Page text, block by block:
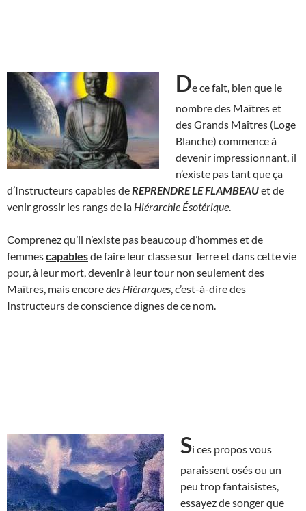
De ce fait, bien que le
nombre des Maîtres et
des Grands Maîtres (Loge
Blanche) commence à
devenir impressionnant, il
n’existe pas tant que ça
d’Instructeurs capables de REPRENDRE LE FLAMBEAUet de
venir grossir les rangs de la Hiérarchie Ésotérique
Comprenez qu’il n’existe pas beaucoup d’hommes et de
femmescapablesde faire leur classe sur Terre et dans cette vie
pour, à leur mort, devenir à leur tour non seulement des
Maîtres, mais encoredes Hiérarques , c’est-à-dire des
Instructeurs de conscience dignes de ce nom.
Si ces propos vous
paraissent osés ou un
peu trop fantaisistes,
essayez de songer que